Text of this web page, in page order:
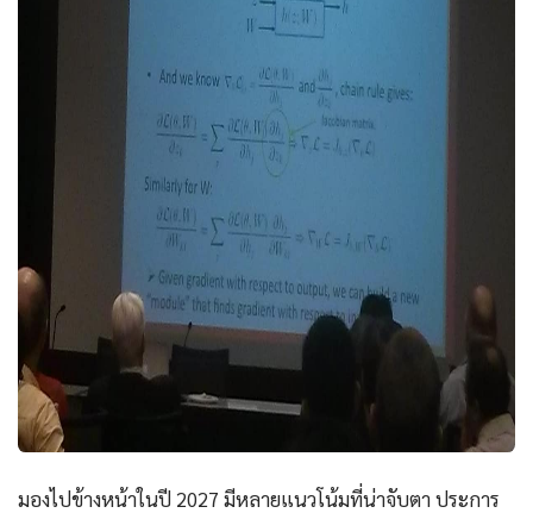
มองไปข้างหน้าในปี 2027 มีหลายแนวโน้มที่น่าจับตา ประการ